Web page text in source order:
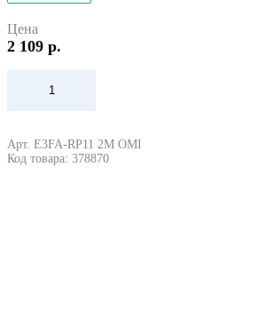
Цена
2 109 р.
Арт. E3FA-RP11 2M OMI
Код товара: 378870